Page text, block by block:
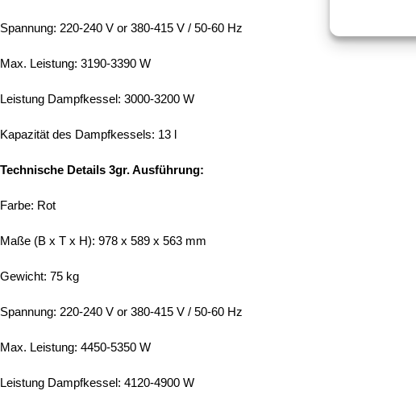
Spannung: 220-240 V or 380-415 V / 50-60 Hz
Max. Leistung: 3190-3390 W
Leistung Dampfkessel: 3000-3200 W
Kapazität des Dampfkessels: 13 l
Technische Details 3gr. Ausführung:
Farbe: Rot
Maße (B x T x H): 978 x 589 x 563 mm
Gewicht: 75 kg
Spannung: 220-240 V or 380-415 V / 50-60 Hz
Max. Leistung: 4450-5350 W
Leistung Dampfkessel: 4120-4900 W